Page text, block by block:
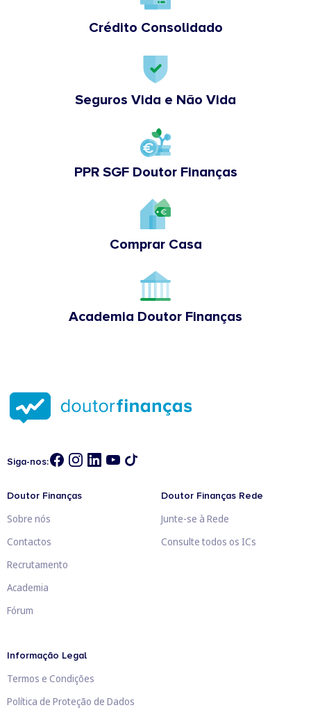
Crédito Consolidado
Seguros Vida e Não Vida
PPR SGF Doutor Finanças
Comprar Casa
Academia Doutor Finanças
Siga-nos:
Doutor Finanças
Sobre nós
Contactos
Recrutamento
Academia
Fórum
Doutor Finanças Rede
Junte-se à Rede
Consulte todos os ICs
Informação Legal
Termos e Condições
Política de Proteção de Dados